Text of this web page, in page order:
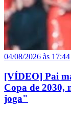
04/08/2026 às 17:44
[VÍDEO] Pai
Copa de 2030,
joga"